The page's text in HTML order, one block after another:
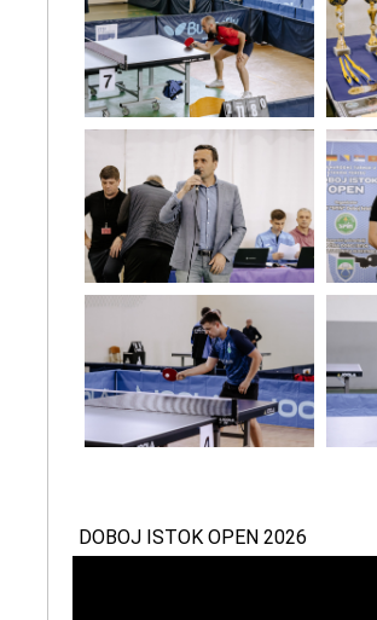
DOBOJ ISTOK OPEN 2026